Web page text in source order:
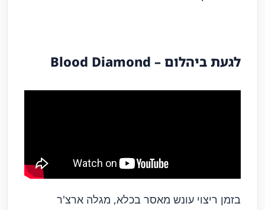
לגעת ביהלום – Blood Diamond
בזמן ריצוי עונש מאסר בכלא, מגלה ארצ'ר